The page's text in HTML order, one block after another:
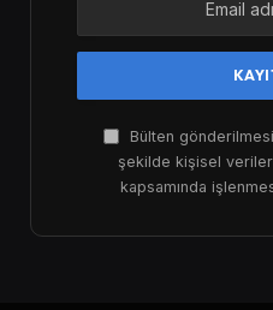
Bülten gönderilmesi
şekilde kişisel
kapsamında